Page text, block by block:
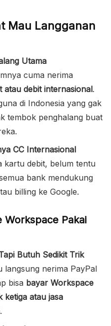
Mau Langganan
Utama
cuma nerima
debit internasional.
di Indonesia yang gak
tembok penghalang buat
CC Internasional
kartu debit, belum tentu
bank mendukung
billing ke Google.
Workspace Pakai
Butuh Sedikit Trik
langsung nerima PayPal
bisa bayar Workspace
ketiga atau jasa
.